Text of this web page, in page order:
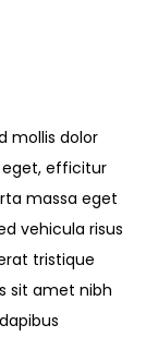
mollis dolor
eget, efficitur
massa eget
vehicula risus
tristique
sit amet nibh